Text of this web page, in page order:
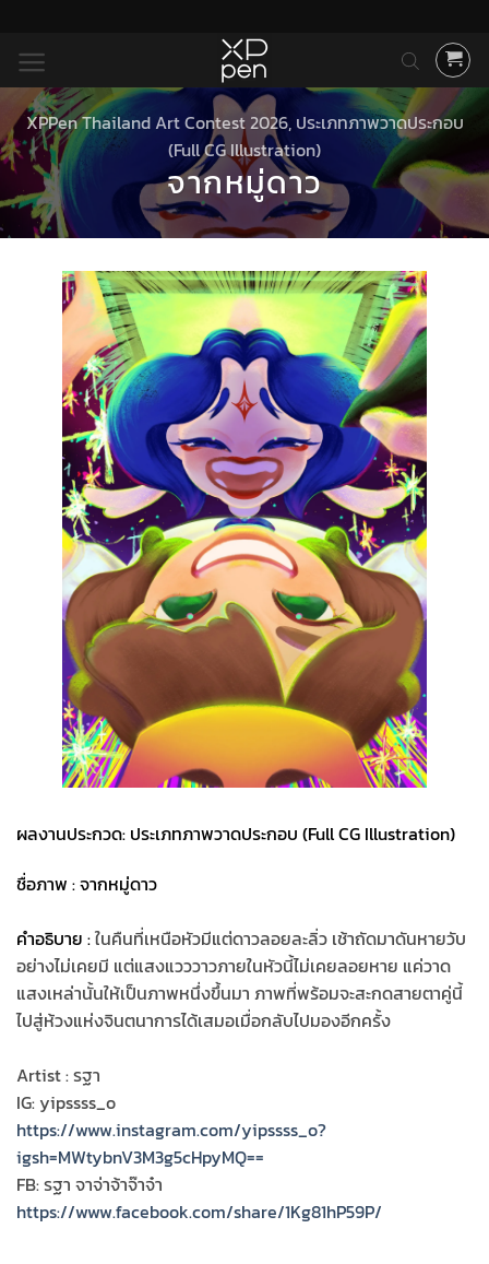
ยัง
เนื้อหา
XPPen Thailand Art Contest 2026, ประเภทภาพวาดประกอบ
(Full CG Illustration)
จากหมู่ดาว
ผลงานประกวด: ประเภทภาพวาดประกอบ (Full CG Illustration)
ชื่อภาพ : จากหมู่ดาว
คำอธิบาย :ในคืนที่เหนือหัวมีแต่ดาวลอยละลิ่ว เช้าถัดมาดันหายวับ
อย่างไม่เคยมี แต่แสงแวววาวภายในหัวนี้ไม่เคยลอยหาย แค่วาด
แสงเหล่านั้นให้เป็นภาพหนึ่งขึ้นมา ภาพที่พร้อมจะสะกดสายตาคู่นี้
ไปสู่ห้วงแห่งจินตนาการได้เสมอเมื่อกลับไปมองอีกครั้ง
Artist : รฐา
IG: yipssss_o
https://www.instagram.com/yipssss_o?
igsh=MWtybnV3M3g5cHpyMQ==
FB: รฐา จาจ่าจ้าจ๊าจ๋า
https://www.facebook.com/share/1Kg81hP59P/